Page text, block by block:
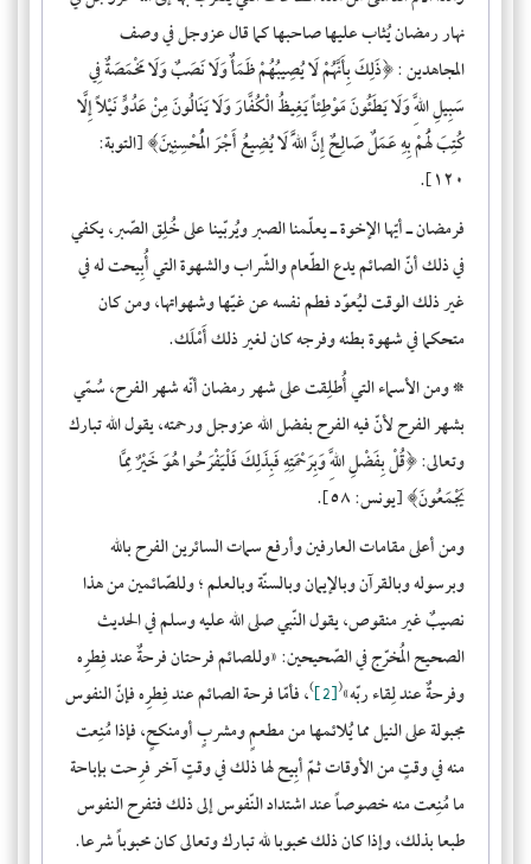
نهار رمضان يُثاب عليها صاحبها كما قال عزوجل في وصف
المجاهدين : ﴿ذَلِكَ بِأَنَّهُمْ لَا يُصِيبُهُمْ ظَمَأٌ وَلَا نَصَبٌ وَلَا مَخْمَصَةٌ فِي
سَبِيلِ اللَّهِ وَلَا يَطَئُونَ مَوْطِئاً يَغِيظُ الْكُفَّارَ وَلَا يَنَالُونَ مِنْ عَدُوٍّ نَيْلاً إِلَّا
كُتِبَ لَهُمْ بِهِ عَمَلٌ صَالِحٌ إِنَّ اللَّهَ لَا يُضِيعُ أَجْرَ الْمُحْسِنِينَ﴾ [التوبة:
١٢٠].
فرمضان ـ أيّها الإخوة ـ يعلّمنا الصبر ويُربّينا على خُلِق الصّبر، يكفي
في ذلك أنّ الصائم يدع الطّعام والشّراب والشهوة التي أُبِيحت له في
غير ذلك الوقت ليُعوّد فطم نفسه عن غيّها وشهواتها، ومن كان
متحكما في شهوة بطنه وفرجه كان لغير ذلك أَمْلَك.
* ومن الأسماء التي أُطلِقت على شهر رمضان أنّهشهر الفرح، سُمّي
بشهر الفرح لأنّ فيه الفرح بفضل الله عزوجل ورحمته، يقول الله تبارك
وتعالى: ﴿قُلْ بِفَضْلِ اللَّهِ وَبِرَحْمَتِهِ فَبِذَلِكَ فَلْيَفْرَحُوا هُوَ خَيْرٌ مِمَّا
يَجْمَعُونَ﴾ [يونس: ٥٨].
ومن أعلى مقامات العارفين وأرفع سمات السائرين الفرح بالله
وبرسوله وبالقرآن وبالإيمان وبالسنّة وبالعلم ؛ وللصّائمين من هذا
نصيبٌ غير منقوص، يقول النّبي صلى الله عليه وسلم في الحديث
الصحيح المُخرّج في الصّحيحين: «وللصائم فرحتان فرحةٌ عند فِطرِه
وفرحةٌ عند لِقاء ربّه»
)
[2]
(، فأمّا فرحة الصائم عند فِطرِه فإنّ النفوس
مجبولة على النيل مما يُلائمها من مطعمٍ ومشربٍ أومنكحٍ، فإذا مُنِعت
منه في وقتٍ من الأوقات ثمّ أبِيح لها ذلك في وقتٍ آخر فرِحت بإباحة
ما مُنِعت منه خصوصاً عند اشتداد النّفوس إلى ذلك فتفرح النفوس
طبعا بذلك، وإذا كان ذلك محبوبا لله تبارك وتعالى كان محبوباً شرعا.